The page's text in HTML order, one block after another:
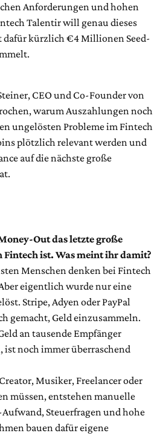
Anforderungen und hohen
Talentir will genau dieses
dafür kürzlich €4 Millionen Seed-
CEO und Co-Founder von
warum Auszahlungen noch
ungelösten Probleme im Fintech
plötzlich relevant werden und
auf die nächste große
Out das letzte große
Fintech ist. Was meint ihr damit?
Menschen denken bei Fintech
eigentlich wurde nur eine
Stripe, Adyen oder PayPal
gemacht, Geld einzusammeln.
an tausende Empfänger
noch immer überraschend
Musiker, Freelancer oder
müssen, entstehen manuelle
Steuerfragen und hohe
bauen dafür eigene